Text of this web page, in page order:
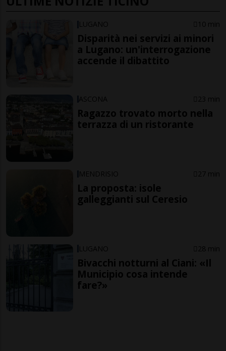
LUGANO 10 min
Disparità nei servizi ai minori
a Lugano: un'interrogazione
accende il dibattito
ASCONA 23 min
Ragazzo trovato morto nella
terrazza di un ristorante
MENDRISIO 27 min
La proposta: isole
galleggianti sul Ceresio
LUGANO 28 min
Bivacchi notturni al Ciani: «Il
Municipio cosa intende
fare?»